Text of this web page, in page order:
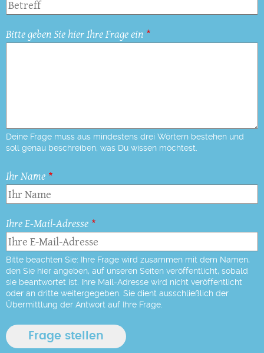
Bitte geben Sie hier Ihre Frage ein
Deine Frage muss aus mindestens drei Wörtern bestehen und
soll genau beschreiben, was Du wissen möchtest.
Ihr Name
Ihre E-Mail-Adresse
Bitte beachten Sie: Ihre Frage wird zusammen mit dem Namen,
den Sie hier angeben, auf unseren Seiten veröffentlicht, sobald
sie beantwortet ist. Ihre Mail-Adresse wird nicht veröffentlicht
oder an dritte weitergegeben. Sie dient ausschließlich der
Übermittlung der Antwort auf Ihre Frage.